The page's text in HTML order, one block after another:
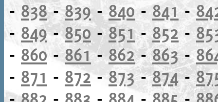
- 838-839-840- 841 -
- 849-850-851- 852-
- 860 -861-862-863-
- 871 - 872-873-874-